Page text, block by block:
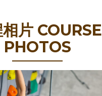
片 COURSE
PHOTOS